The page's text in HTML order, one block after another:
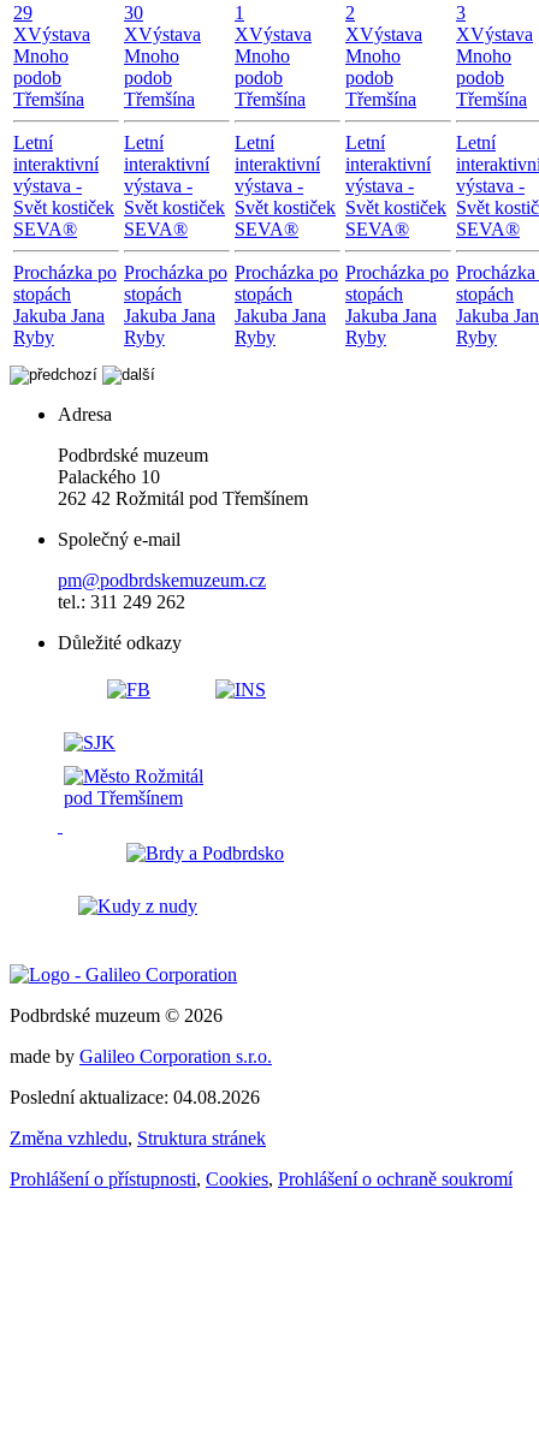
29
XVýstava
Mnoho
podob
Třemšína
Letní
interaktivní
výstava -
Svět kostiček
SEVA®
Procházka po
stopách
Jakuba Jana
Ryby
30
XVýstava
Mnoho
podob
Třemšína
Letní
interaktivní
výstava -
Svět kostiček
SEVA®
Procházka po
stopách
Jakuba Jana
Ryby
1
XVýstava
Mnoho
podob
Třemšína
Letní
interaktivní
výstava -
Svět kostiček
SEVA®
Procházka po
stopách
Jakuba Jana
Ryby
2
XVýstava
Mnoho
podob
Třemšína
Letní
interaktivní
výstava -
Svět kostiček
SEVA®
Procházka po
stopách
Jakuba Jana
Ryby
3
XVýstava
Mnoho
podob
Třemšína
Letní
výstava -
Svět
SEVA®
stopách
Jakuba
Ryby
Adresa
Podbrdské muzeum
Palackého 10
262 42 Rožmitál pod Třemšínem
Společný e-mail
pm@podbrdskemuzeum.cz
tel.: 311 249 262
Důležité odkazy
Podbrdské muzeum © 2026
made by Galileo Corporation s.r.o.
Poslední aktualizace: 04.08.2026
Změna vzhledu, Struktura stránek
Prohlášení o přístupnosti, Cookies, Prohlášení o ochraně soukromí